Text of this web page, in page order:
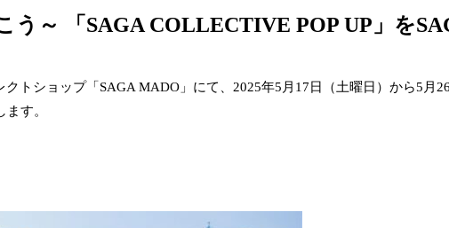
～ 「SAGA COLLECTIVE POP UP」を
トショップ「SAGA MADO」にて、2025年5月17日（土曜日）から5月
す。